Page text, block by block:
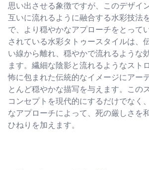
思い出させる象徴ですが、このデザイ
互いに流れるように融合する水彩技法
で、より穏やかなアプローチをとって
されている水彩タトゥースタイルは、
い線から離れ、穏やかで流れるような
ます。繊細な陰影と流れるようなスト
怖に包まれた伝統的なイメージにアー
とんど穏やかな描写を与えます。この
コンセプトを現代的にするだけでなく
なアプローチによって、死の厳しさを
ひねりを加えます。